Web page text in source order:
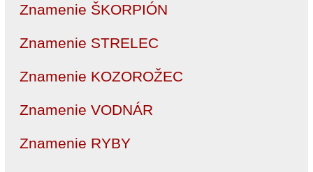
Znamenie ŠKORPIÓN
Znamenie STRELEC
Znamenie KOZOROŽEC
Znamenie VODNÁR
Znamenie RYBY